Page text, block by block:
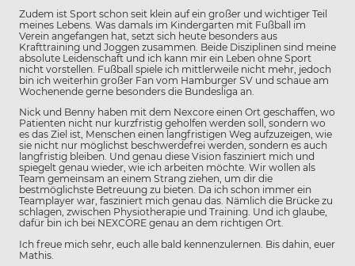
Zudem ist Sport schon seit klein auf ein großer und wichtiger Teil
meines Lebens. Was damals im Kindergarten mit Fußball im
Verein angefangen hat, setzt sich heute besonders aus
Krafttraining und Joggen zusammen. Beide Disziplinen sind meine
absolute Leidenschaft und ich kann mir ein Leben ohne Sport
nicht vorstellen. Fußball spiele ich mittlerweile nicht mehr, jedoch
bin ich weiterhin großer Fan vom Hamburger SV und schaue am
Wochenende gerne besonders die Bundesliga an.
Nick und Benny haben mit dem Nexcore einen Ort geschaffen, wo
Patienten nicht nur kurzfristig geholfen werden soll, sondern wo
es das Ziel ist, Menschen einen langfristigen Weg aufzuzeigen, wie
sie nicht nur möglichst beschwerdefrei werden, sondern es auch
langfristig bleiben. Und genau diese Vision fasziniert mich und
spiegelt genau wieder, wie ich arbeiten möchte. Wir wollen als
Team gemeinsam an einem Strang ziehen, um dir die
bestmöglichste Betreuung zu bieten. Da ich schon immer ein
Teamplayer war, fasziniert mich genau das. Nämlich die Brücke zu
schlagen, zwischen Physiotherapie und Training. Und ich glaube,
dafür bin ich bei NEXCORE genau an dem richtigen Ort.
Ich freue mich sehr, euch alle bald kennenzulernen. Bis dahin, euer
Mathis.